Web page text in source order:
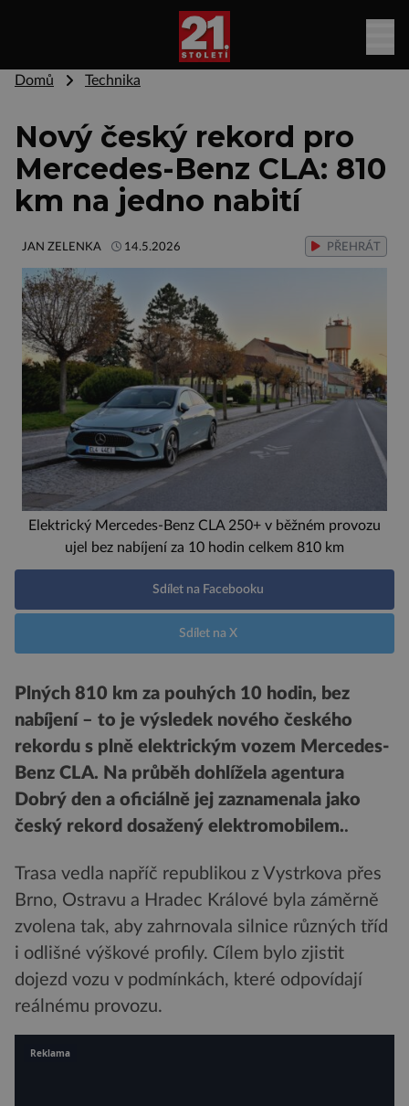
Domů Technika
Nový český rekord pro
Mercedes-Benz CLA: 810
km na jedno nabití
JAN ZELENKA 14.5.2026 PŘEHRÁT
Elektrický Mercedes-Benz CLA 250+ v běžném provozu
ujel bez nabíjení za 10 hodin celkem 810 km
Sdílet na Facebooku
Sdílet na X
Plných 810 km za pouhých 10 hodin, bez
nabíjení – to je výsledek nového českého
rekordu s plně elektrickým vozem Mercedes-
Benz CLA. Na průběh dohlížela agentura
Dobrý den a oficiálně jej zaznamenala jako
český rekord dosažený elektromobilem..
Trasa vedla napříč republikou z Vystrkova přes
Brno, Ostravu a Hradec Králové byla záměrně
zvolena tak, aby zahrnovala silnice různých tříd
i odlišné výškové profily. Cílem bylo zjistit
dojezd vozu v podmínkách, které odpovídají
reálnému provozu.
Reklama